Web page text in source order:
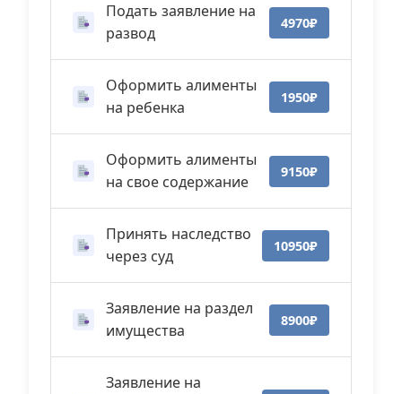
Подать заявление на
развод
4970₽
Оформить алименты
на ребенка
1950₽
Оформить алименты
на свое содержание
9150₽
Принять наследство
через суд
10950₽
Заявление на раздел
имущества
8900₽
Заявление на